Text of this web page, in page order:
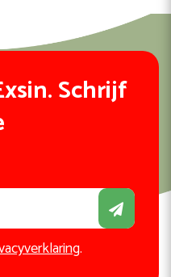
Schrijf
.